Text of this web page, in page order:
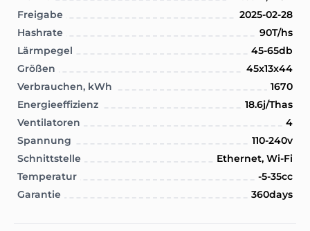
Freigabe
2025-02-28
Hashrate
90T/hs
Lärmpegel
45-65db
Größen
45x13x44
Verbrauchen, kWh
1670
Energieeffizienz
18.6j/Thas
Ventilatoren
4
Spannung
110-240v
Schnittstelle
Ethernet, Wi-Fi
Temperatur
-5-35cc
Garantie
360days